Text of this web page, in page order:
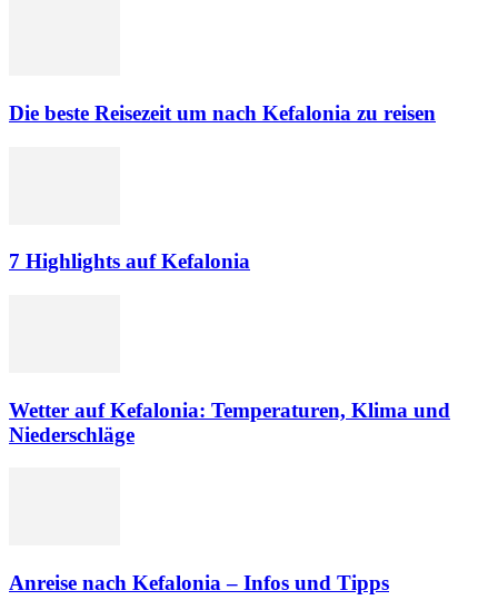
Die beste Reisezeit um nach Kefalonia zu reisen
7 Highlights auf Kefalonia
Wetter auf Kefalonia: Temperaturen, Klima und
Niederschläge
Anreise nach Kefalonia – Infos und Tipps